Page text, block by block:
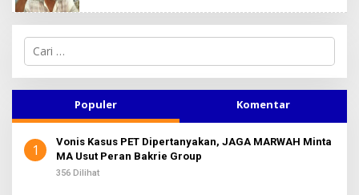
E
H
A
K
S
C
i
n
u
k
Populer Komentar
1
Vonis Kasus PET Dipertanyakan, JAGA MARWAH Minta
MA Usut Peran Bakrie Group
356 Dilihat